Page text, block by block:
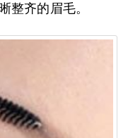
整齐的眉毛。